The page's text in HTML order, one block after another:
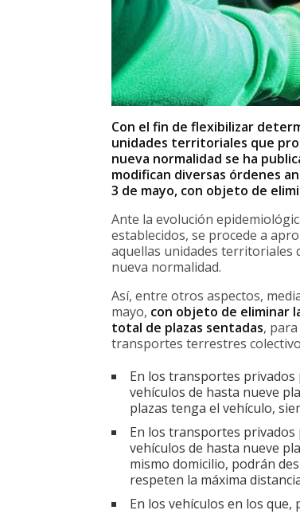
Con el fin de flexibilizar
unidades territoriales que
nueva normalidad se ha
modifican diversas órdenes
3 de mayo, con objeto de
Ante la evolución
establecidos, se procede a
aquellas unidades territoriales
nueva normalidad.
Así, entre otros aspectos,
mayo, con objeto de eliminar
total de plazas sentadas,
transportes terrestres
En los transportes
vehículos de hasta nueve
plazas tenga el vehículo,
En los transportes
vehículos de hasta nueve
mismo domicilio, podrán
respeten la máxima
En los vehículos en los